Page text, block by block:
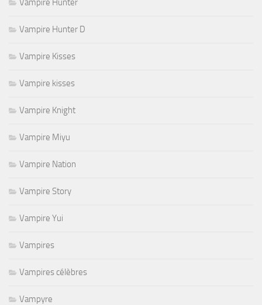
Vampire Hunter
Vampire Hunter D
Vampire Kisses
Vampire kisses
Vampire Knight
Vampire Miyu
Vampire Nation
Vampire Story
Vampire Yui
Vampires
Vampires célèbres
Vampyre